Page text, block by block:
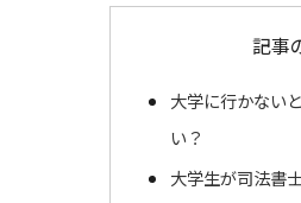
記事
大学に行かない
い？
大学生が司法書